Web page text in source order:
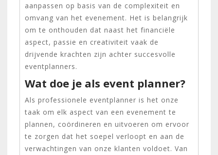
aanpassen op basis van de complexiteit en
omvang van het evenement. Het is belangrijk
om te onthouden dat naast het financiële
aspect, passie en creativiteit vaak de
drijvende krachten zijn achter succesvolle
eventplanners.
Wat doe je als event planner?
Als professionele eventplanner is het onze
taak om elk aspect van een evenement te
plannen, coördineren en uitvoeren om ervoor
te zorgen dat het soepel verloopt en aan de
verwachtingen van onze klanten voldoet. Van